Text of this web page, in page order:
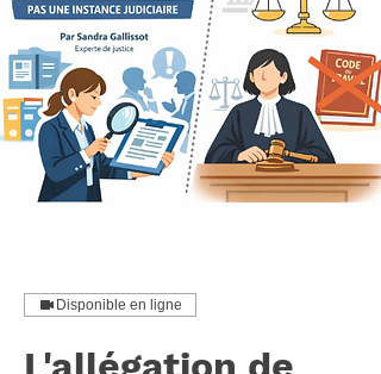
Disponible en ligne